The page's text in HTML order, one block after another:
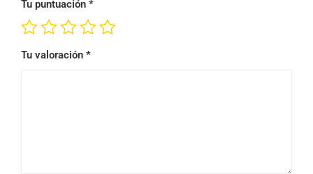
Tu puntuación *
Tu valoración *